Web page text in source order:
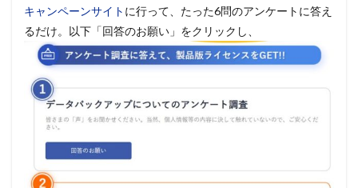
キャンペーンサイト に行って、たった6問のアンケートに答え
るだけ。以下「回答のお願い」をクリックし、